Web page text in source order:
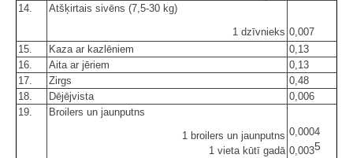
14.
Atšķirtais sivēns (7,5-30 kg)
1 dzīvnieks 0,007
15.
Kaza ar kazlēniem
0,13
16.
Aita ar jēriem
0,13
17.
Zirgs
0,48
18.
Dējējvista
0,006
19.
Broilers un jaunputns
1 broilers un jaunputns
1 vieta kūtī gadā
0,0004
0,0035